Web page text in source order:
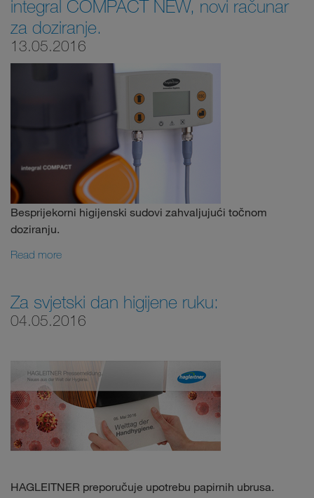
integral COMPACT NEW, novi računar
za doziranje.
13.05.2016
Besprijekorni higijenski sudovi zahvaljujući točnom
doziranju.
Read more
Za svjetski dan higijene ruku:
04.05.2016
HAGLEITNER preporučuje upotrebu papirnih ubrusa.